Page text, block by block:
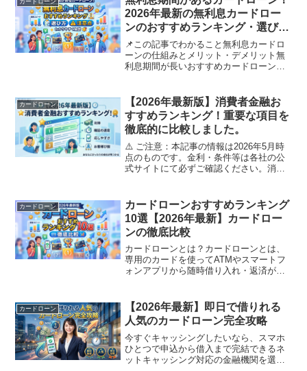
カードローン
2026年最新の無利息カードロー
ンのおすすめランキング・選び
方・注意点をわかりやすく解説し
ます。
📌この記事でわかること無利息カードロ
ーンの仕組みとメリット・デメリット無
利息期間が長いおすすめカードローンラ
意：本記事の情報は2026年5月時点のもの
です。金利・無利息...
カードローン
【2026年最新版】消費者金融お
すすめランキング！重要な項目を
徹底的に比較しました。
⚠️ ご注意：本記事の情報は2026年5月時
点のものです。金利・条件等は各社の公
式サイトにて必ずご確認ください。消費
は？銀行カードローンとの違い消費者金
融の選び方・比較ポ...
カードローン
カードローンおすすめランキング
10選【2026年最新】カードロー
ンの徹底比較
カードローンとは？カードローンとは、
専用のカードを使ってATMやスマートフ
ォンアプリから随時借り入れ・返済がで
定された限度額の範囲内で繰り返し借り
入れが可能です。フリー...
カードローン
【2026年最新】即日で借りれる
人気のカードローン完全攻略
今すぐキャッシングしたいなら、スマホ
ひとつで申込から借入まで完結できるネ
ットキャッシング対応の金融機関を選ぶ